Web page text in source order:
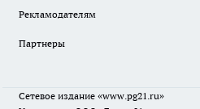
Рекламодателям
Партнеры
Сетевое издание «www.pg21.ru»